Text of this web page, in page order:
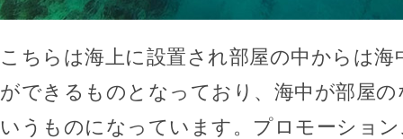
こちらは海上に設置され部屋の中からは海
ができるものとなっており、海中が部屋
いうものになっています。プロモーショ